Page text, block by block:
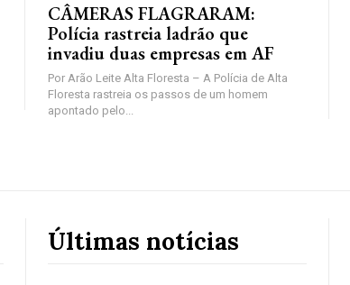
CÂMERAS FLAGRARAM:
Polícia rastreia ladrão que
invadiu duas empresas em AF
Por Arão Leite Alta Floresta – A Polícia de Alta
Floresta rastreia os passos de um homem
apontado pelo...
Últimas notícias